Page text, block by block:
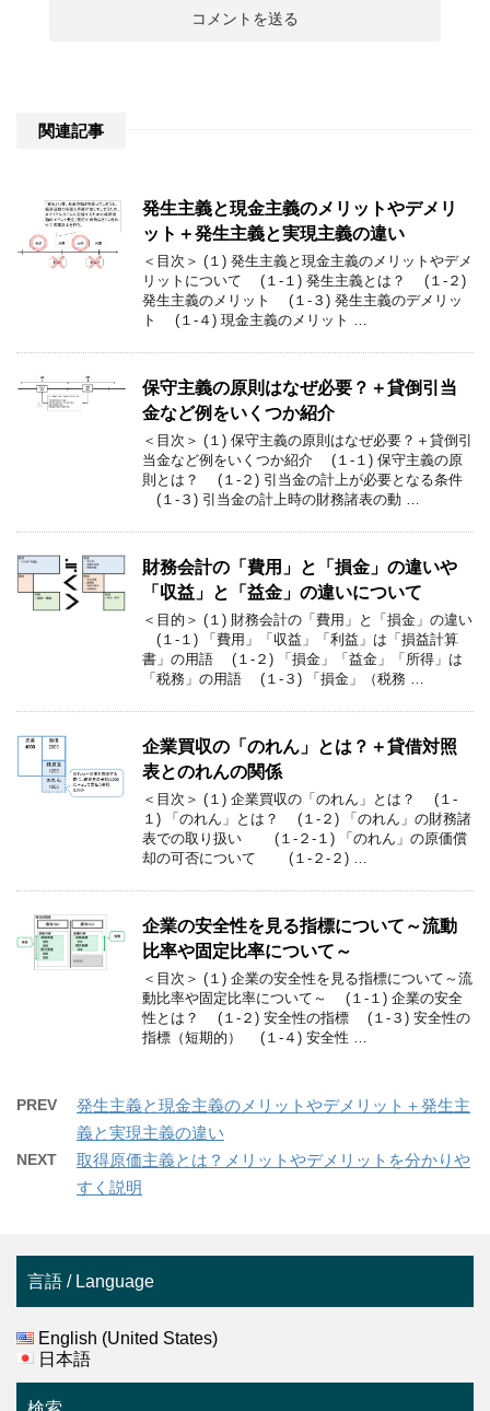
関連記事
発生主義と現金主義のメリットやデメリ
ット＋発生主義と実現主義の違い
＜目次＞ (１) 発生主義と現金主義のメリットやデメ
リットについて (１-１) 発生主義とは？ (１-２)
発生主義のメリット (１-３) 発生主義のデメリッ
ト (１-４) 現金主義のメリット …
保守主義の原則はなぜ必要？＋貸倒引当
金など例をいくつか紹介
＜目次＞ (１) 保守主義の原則はなぜ必要？＋貸倒引
当金など例をいくつか紹介 (１-１) 保守主義の原
則とは？ (１-２) 引当金の計上が必要となる条件
(１-３) 引当金の計上時の財務諸表の動 …
財務会計の「費用」と「損金」の違いや
「収益」と「益金」の違いについて
＜目的＞ (１) 財務会計の「費用」と「損金」の違い
(１-１) 「費用」「収益」「利益」は「損益計算
書」の用語 (１-２) 「損金」「益金」「所得」は
「税務」の用語 (１-３) 「損金」（税務 …
企業買収の「のれん」とは？＋貸借対照
表とのれんの関係
＜目次＞ (１) 企業買収の「のれん」とは？ (１-
１) 「のれん」とは？ (１-２) 「のれん」の財務諸
表での取り扱い (１-２-１) 「のれん」の原価償
却の可否について (１-２-２) …
企業の安全性を見る指標について～流動
比率や固定比率について～
＜目次＞ (１) 企業の安全性を見る指標について～流
動比率や固定比率について～ (１-１) 企業の安全
性とは？ (１-２) 安全性の指標 (１-３) 安全性の
指標（短期的） (１-４) 安全性 …
PREV
発生主義と現金主義のメリットやデメリット＋発生主
義と実現主義の違い
NEXT
取得原価主義とは？メリットやデメリットを分かりや
すく説明
言語 / Language
English (United States)
日本語